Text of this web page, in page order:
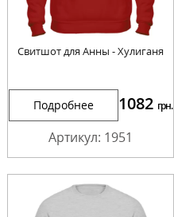
Свитшот для Анны - Хулиганя
Подробнее 1082 грн.
Артикул: 1951